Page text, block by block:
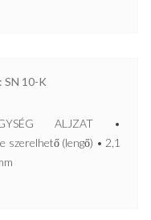
SN 10-K
ALJZAT •
szerelhető (lengő) • 2,1